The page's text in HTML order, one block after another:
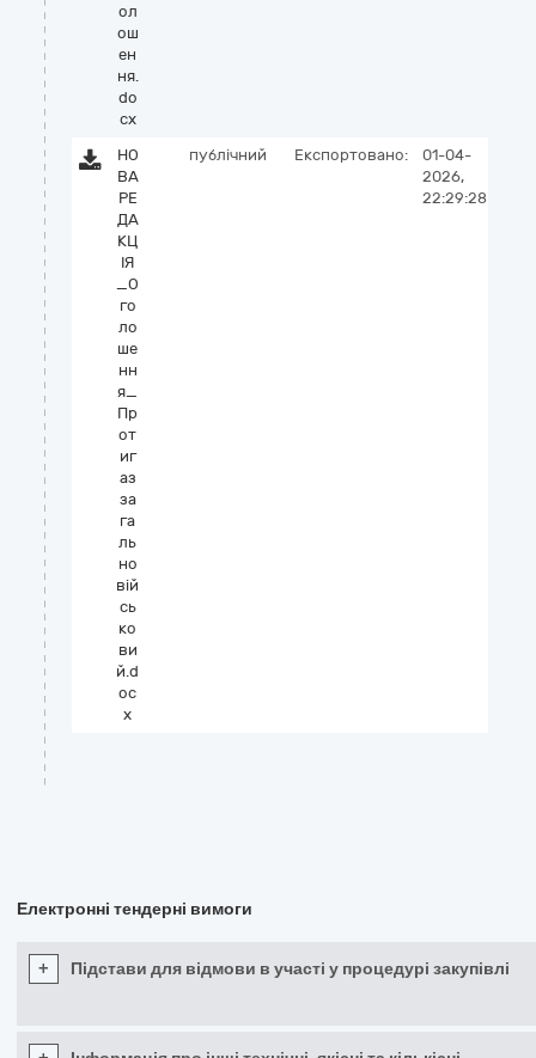
ол
ош
ен
ня.
do
cx
НО
ВА
РЕ
ДА
КЦ
ІЯ
_О
го
ло
ше
нн
я_
Пр
от
иг
аз
за
га
ль
но
вій
сь
ко
ви
й.d
oc
x
публічний Експортовано:
01-04-
2026,
22:29:28
Електронні тендерні вимоги
+ Підстави для відмови в участі у процедурі закупівлі